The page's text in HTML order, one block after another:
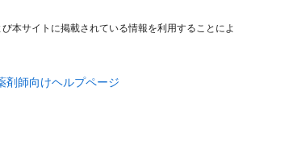
本サイトに掲載されている情報を利用することによ
剤師向けヘルプページ